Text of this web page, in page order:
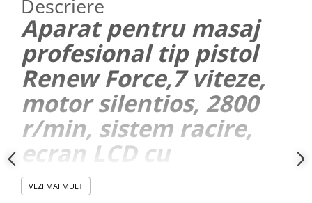
Descriere
Aparat pentru masaj
profesional tip pistol
Renew Force,7 viteze,
motor silentios, 2800
r/min, sistem racire,
ecran LCD cu
touchscreen, oprire
VEZI MAI MULT